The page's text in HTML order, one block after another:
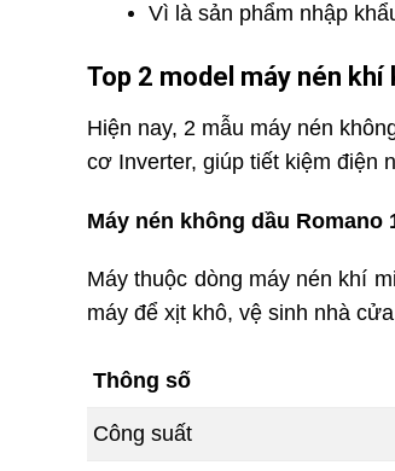
Vì là sản phẩm nhập
Top 2 model máy nén khí
Hiện nay, 2 mẫu máy nén
cơ Inverter, giúp tiết kiệm điện
Máy nén không dầu Romano
Máy thuộc dòng máy nén khí
máy để xịt khô, vệ sinh nhà
Thông số
Công suất